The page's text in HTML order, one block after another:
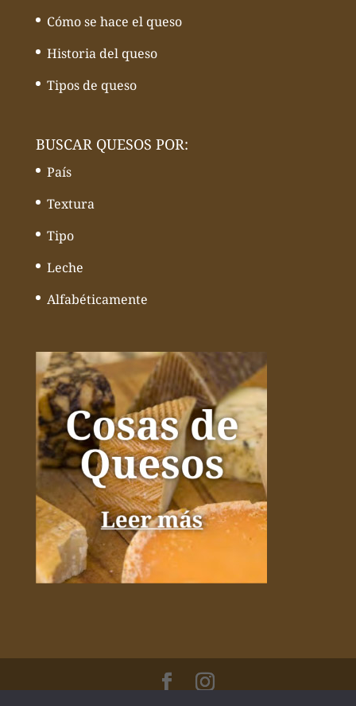
Cómo se hace el queso
Historia del queso
Tipos de queso
BUSCAR QUESOS POR:
País
Textura
Tipo
Leche
Alfabéticamente